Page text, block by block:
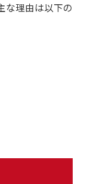
な理由は以下の